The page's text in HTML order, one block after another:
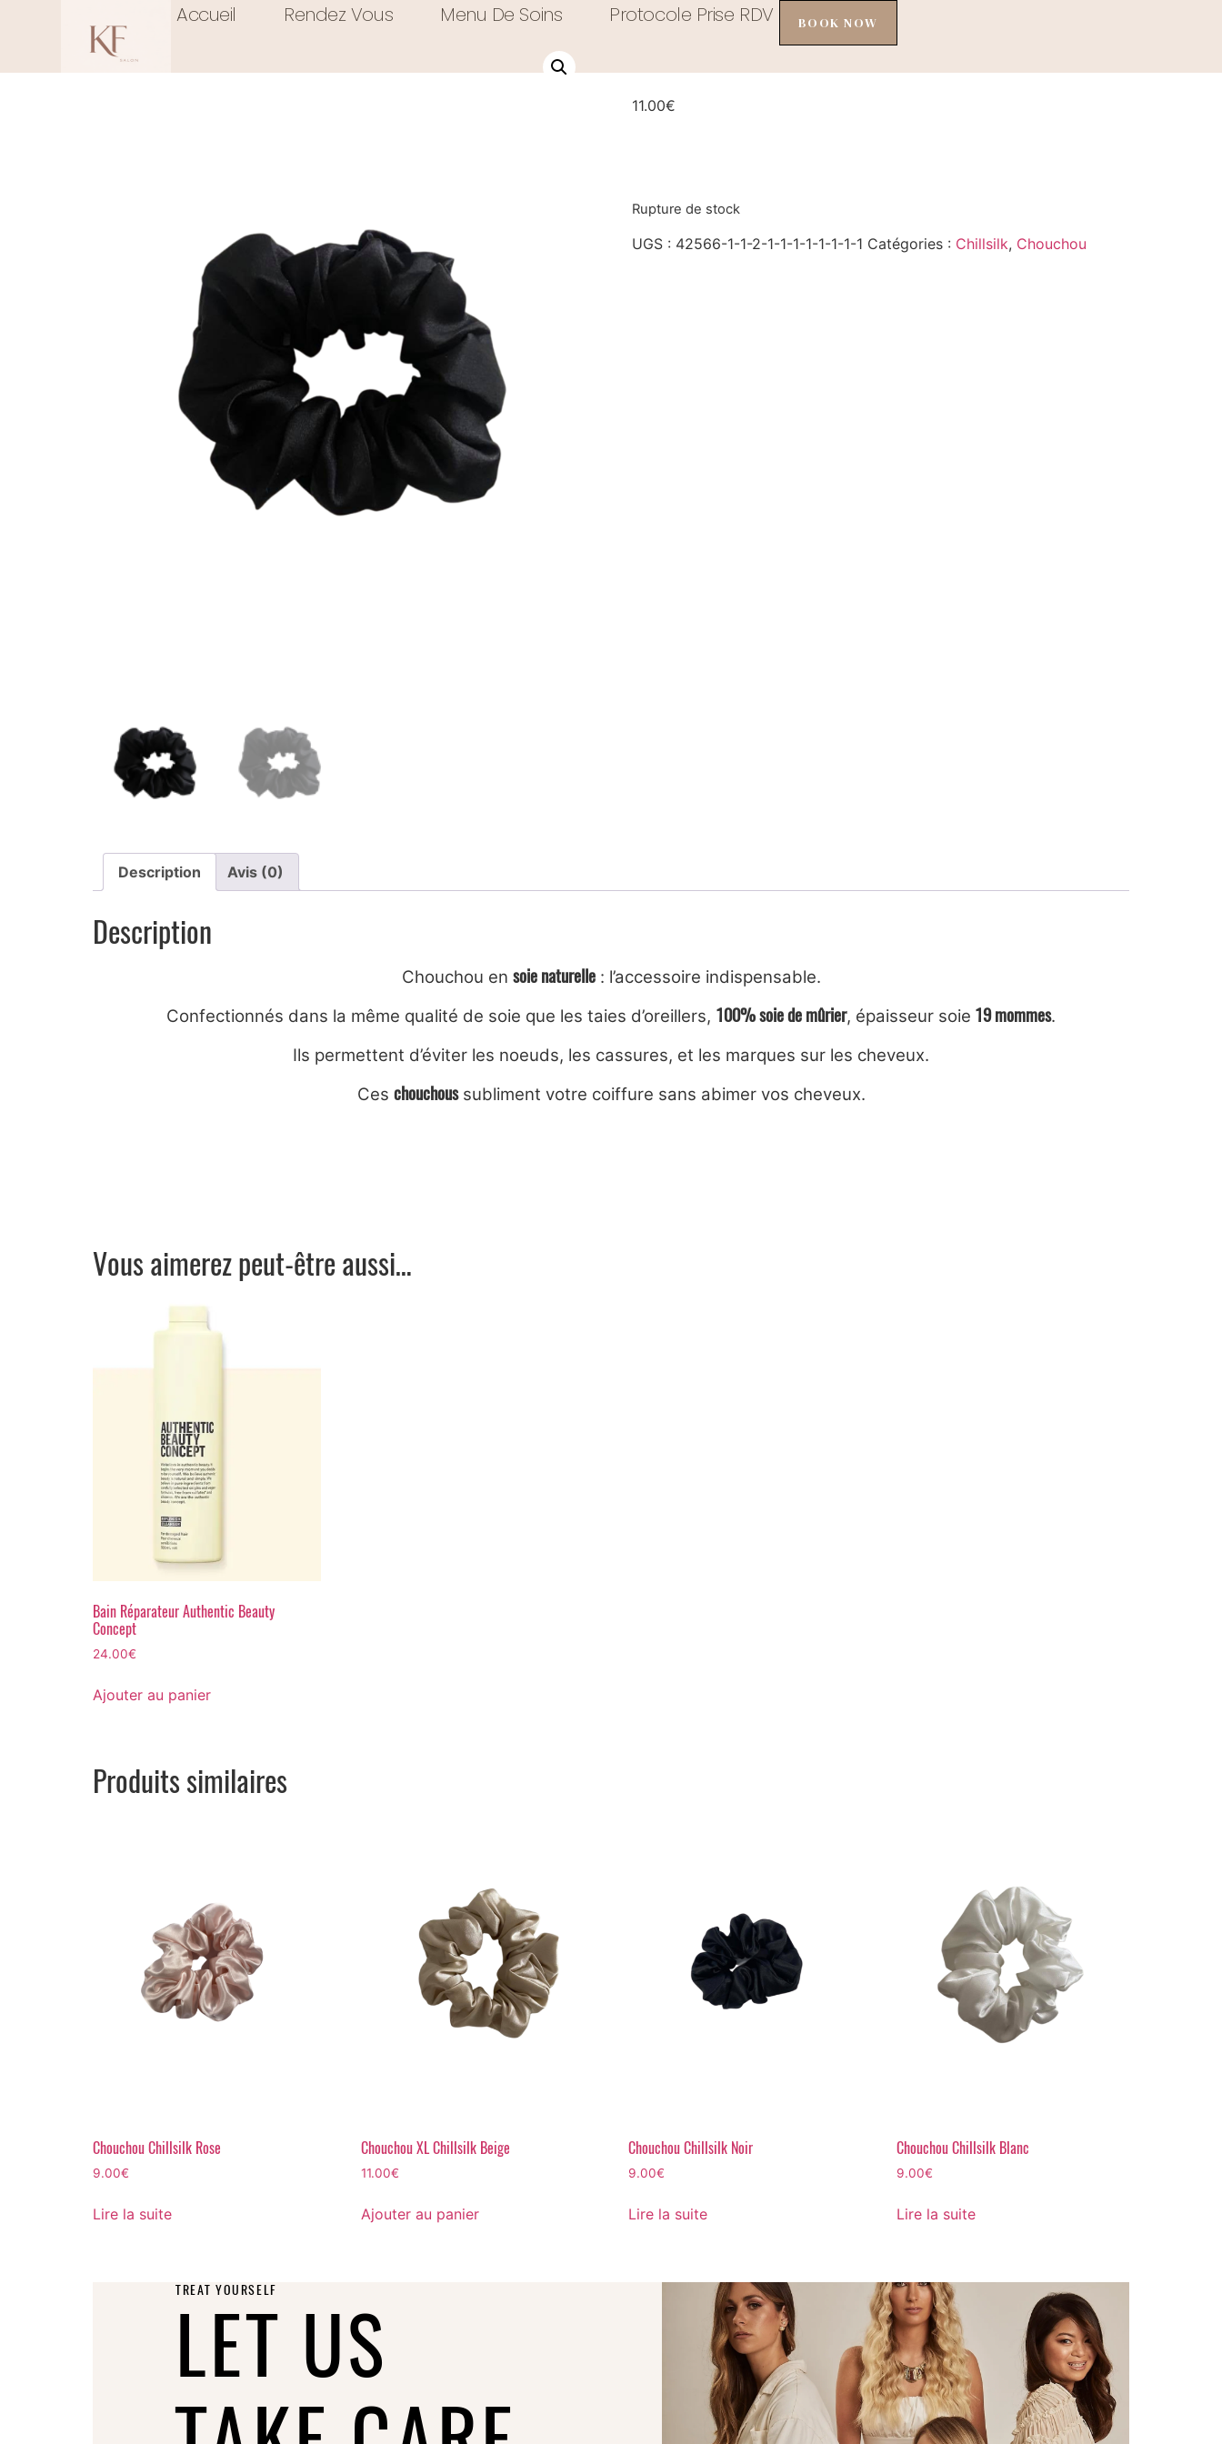
Accueil Rendez Vous Menu De Soins Protocole Prise RDV BOOK NOW
Chillsilk/Chouchou/ Chouchou XL Chillsilk Noir
Chouchou XL Chillsilk Noir
11.00€
Rupture de stock
UGS : 42566-1-1-2-1-1-1-1-1-1-1-1 Catégories : Chillsilk, Chouchou
Description Avis (0)
Description
Chouchou en soie naturelle: l’accessoire indispensable.
Confectionnés dans la même qualité de soie que les taies d’oreillers, 100% soie de mûrier, épaisseur soie 19 mommes.
Ils permettent d’éviter les noeuds, les cassures, et les marques sur les cheveux.
Ces chouchoussubliment votre coiffure sans abimer vos cheveux.
Vous aimerez peut-être aussi…
Bain Réparateur Authentic Beauty
Concept
24.00€
Ajouter au panier
Produits similaires
Chouchou Chillsilk Rose
9.00€
Lire la suite
Chouchou XL Chillsilk Beige
11.00€
Ajouter au panier
Chouchou Chillsilk Noir
9.00€
Lire la suite
Chouchou Chillsilk Blanc
9.00€
Lire la suite
TREAT YOURSELF
LET US